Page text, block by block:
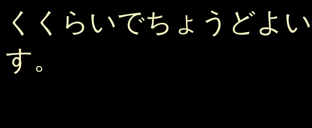
くくらいでちょうどよ
す。